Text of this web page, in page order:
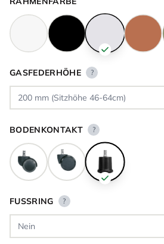
GASFEDERHÖHE ?
BODENKONTAKT ?
FUSSRING ?